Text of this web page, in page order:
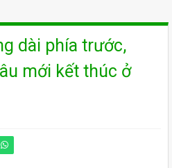
dài phía trước,
mới kết thúc ở